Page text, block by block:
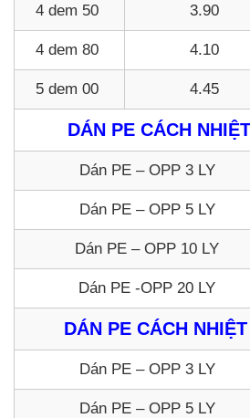
4 dem 50 3.90
4 dem 80 4.10
5 dem 00 4.45
DÁN PE CÁCH
Dán PE – OPP 3 LY
Dán PE – OPP 5 LY
Dán PE – OPP 10 LY
Dán PE -OPP 20 LY
DÁN PE CÁCH
Dán PE – OPP 3 LY
Dán PE – OPP 5 LY